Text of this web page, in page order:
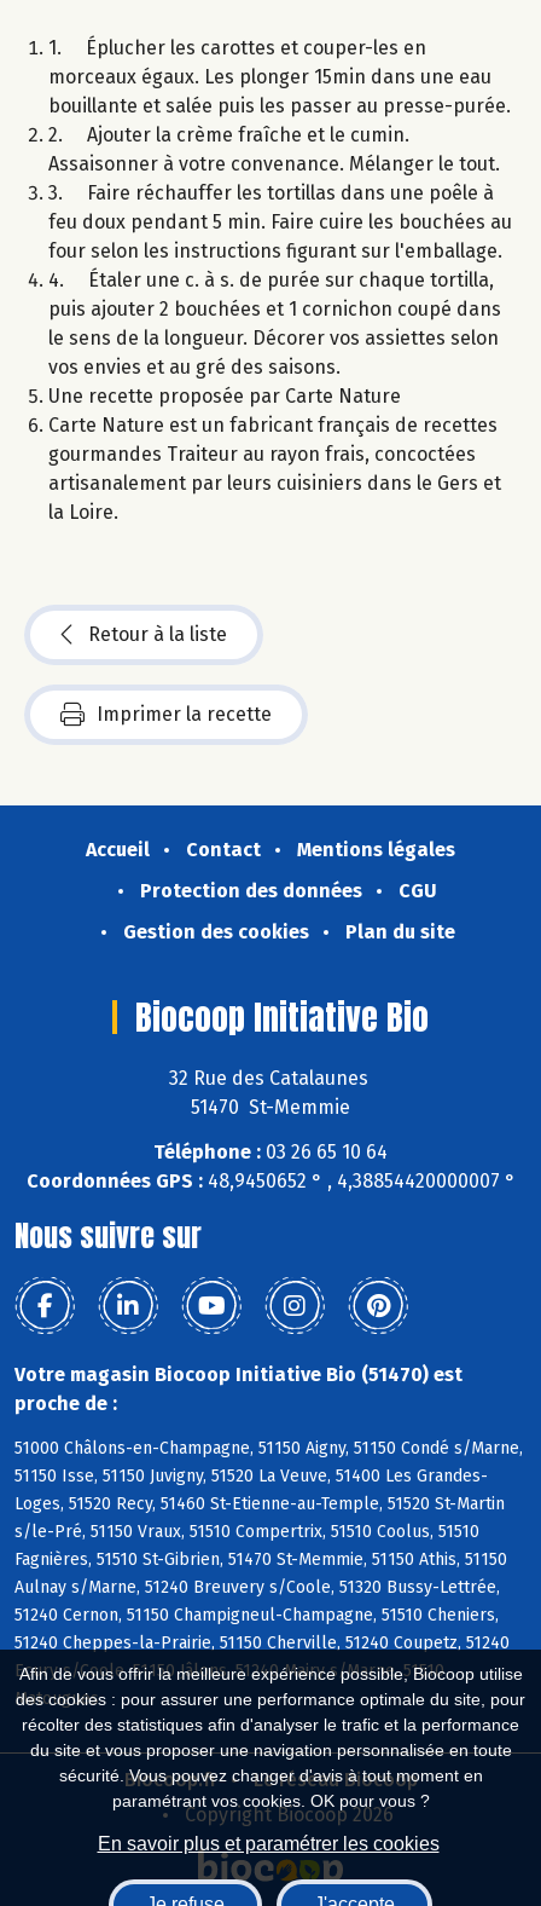
Afin de vous offrir la meilleure expérience possible, Biocoop utilise
des cookies : pour assurer une performance optimale du site, pour
récolter des statistiques afin d'analyser le trafic et la performance
du site et vous proposer une navigation personnalisée en toute
sécurité. Vous pouvez changer d'avis à tout moment en
paramétrant vos cookies. OK pour vous ?
En savoir plus et paramétrer les cookies
1. Éplucher les carottes et couper-les en
morceaux égaux. Les plonger 15min dans une eau
bouillante et salée puis les passer au presse-purée.
2. Ajouter la crème fraîche et le cumin.
Assaisonner à votre convenance. Mélanger le tout.
3. Faire réchauffer les tortillas dans une poêle à
feu doux pendant 5 min. Faire cuire les bouchées au
four selon les instructions figurant sur l'emballage.
4. Étaler une c. à s. de purée sur chaque tortilla,
puis ajouter 2 bouchées et 1 cornichon coupé dans
le sens de la longueur. Décorer vos assiettes selon
vos envies et au gré des saisons.
Une recette proposée par Carte Nature
Carte Nature est un fabricant français de recettes
gourmandes Traiteur au rayon frais, concoctées
artisanalement par leurs cuisiniers dans le Gers et
la Loire.
Retour à la liste
Imprimer la recette
Accueil Contact
Mentions légales
Protection des données
CGU
Gestion des cookies
Plan du site
Biocoop Initiative Bio
32 Rue des Catalaunes
51470 St-Memmie
Téléphone : 03 26 65 10 64
Coordonnées GPS :48,9450652 ° , 4,38854420000007 °
Nous suivre sur
Votre magasin Biocoop Initiative Bio (51470) est
proche de :
51000 Châlons-en-Champagne, 51150 Aigny, 51150 Condé s/Marne,
51150 Isse, 51150 Juvigny, 51520 La Veuve, 51400 Les Grandes-
Loges, 51520 Recy, 51460 St-Etienne-au-Temple, 51520 St-Martin
s/le-Pré, 51150 Vraux, 51510 Compertrix, 51510 Coolus, 51510
Fagnières, 51510 St-Gibrien, 51470 St-Memmie, 51150 Athis, 51150
Aulnay s/Marne, 51240 Breuvery s/Coole, 51320 Bussy-Lettrée,
51240 Cernon, 51150 Champigneul-Champagne, 51510 Cheniers,
51240 Cheppes-la-Prairie, 51150 Cherville, 51240 Coupetz, 51240
Ecury s/Coole, 51150 Jâlons, 51240 Mairy s/Marne, 51510
Matougues
Biocoop.fr
Le réseau Biocoop
Copyright Biocoop 2026